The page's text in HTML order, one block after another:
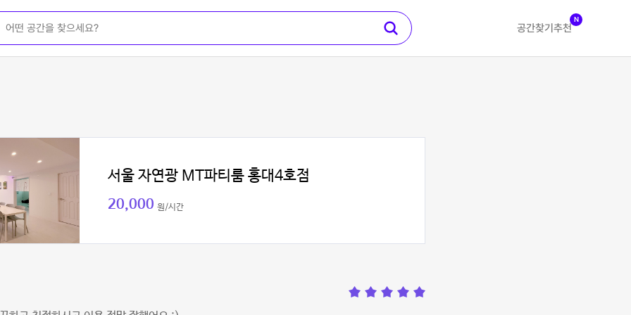
공간찾기 추천
N
서울 자연광 MT파티룸 홍대4호점
20,000 원/시간